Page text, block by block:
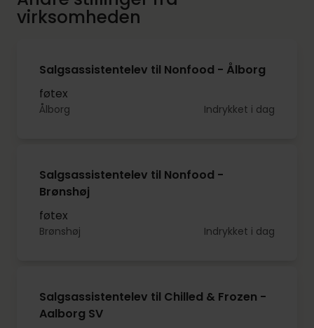
virksomheden
Salgsassistentelev til Nonfood - Ålborg
føtex
Ålborg Indrykket i dag
Salgsassistentelev til Nonfood -
Brønshøj
føtex
Brønshøj Indrykket i dag
Salgsassistentelev til Chilled & Frozen -
Aalborg SV